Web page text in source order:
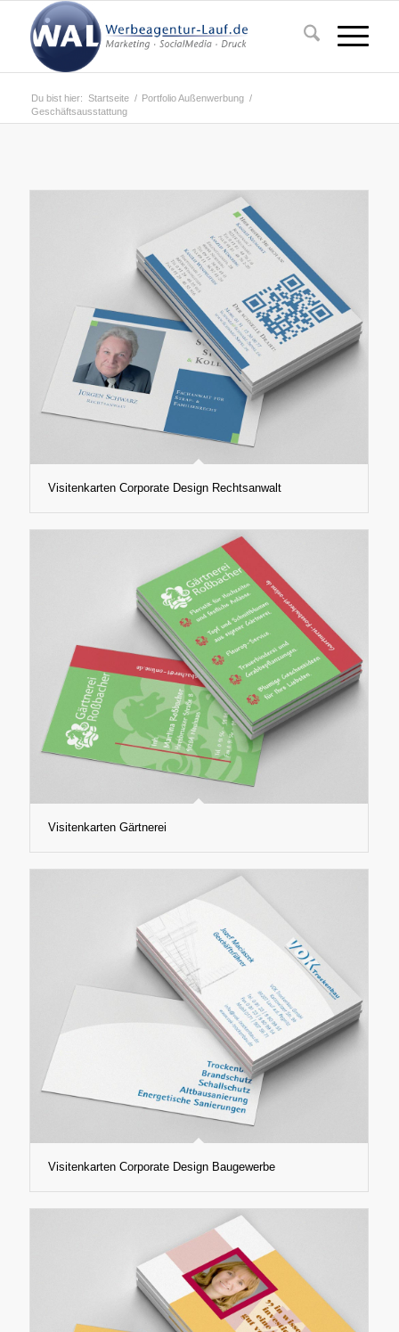
Du bist hier: Startseite / Portfolio Außenwerbung /
Geschäftsausstattung
Visitenkarten Corporate Design Rechtsanwalt
Visitenkarten Gärtnerei
Visitenkarten Corporate Design Baugewerbe